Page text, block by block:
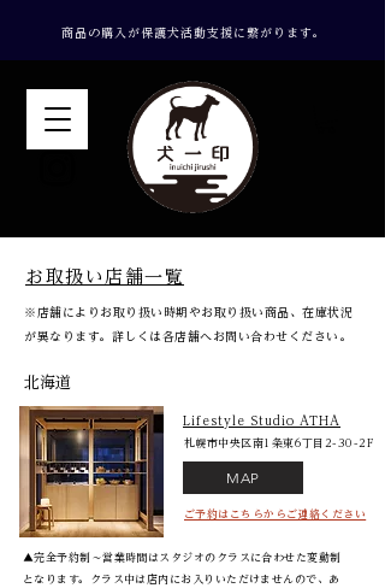
​商品の購入が保護犬活動支援に繋がります。
​お取扱い店舗一覧
※店舗によりお取り扱い時期やお取り扱い商品、在庫状況
が異なります。詳しくは各店舗へお問い合わせください。
北海道
Lifestyle Studio ATHA
札幌市中央区南1条東6丁目2-30-2F
MAP
ご予約はこちらからご連絡ください
▲完全予約制～営業時間はスタジオのクラスに合わせた変動制
となります。クラス中は店内にお入りいただけませんので、あ